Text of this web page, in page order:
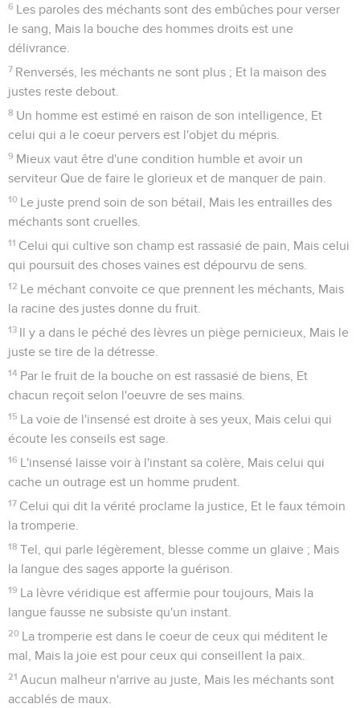
6 Les paroles des méchants sont des embûches pour verser
le sang, Mais la bouche des hommes droits est une
délivrance.
7 Renversés, les méchants ne sont plus ; Et la maison des
justes reste debout.
8 Un homme est estimé en raison de son intelligence, Et
celui qui a le coeur pervers est l'objet du mépris.
9 Mieux vaut être d'une condition humble et avoir un
serviteur Que de faire le glorieux et de manquer de pain.
10 Le juste prend soin de son bétail, Mais les entrailles des
méchants sont cruelles.
11 Celui qui cultive son champ est rassasié de pain, Mais celui
qui poursuit des choses vaines est dépourvu de sens.
12 Le méchant convoite ce que prennent les méchants, Mais
la racine des justes donne du fruit.
13 Il y a dans le péché des lèvres un piège pernicieux, Mais le
juste se tire de la détresse.
14 Par le fruit de la bouche on est rassasié de biens, Et
chacun reçoit selon l'oeuvre de ses mains.
15 La voie de l'insensé est droite à ses yeux, Mais celui qui
écoute les conseils est sage.
16 L'insensé laisse voir à l'instant sa colère, Mais celui qui
cache un outrage est un homme prudent.
17 Celui qui dit la vérité proclame la justice, Et le faux témoin
la tromperie.
18 Tel, qui parle légèrement, blesse comme un glaive ; Mais
la langue des sages apporte la guérison.
19 La lèvre véridique est affermie pour toujours, Mais la
langue fausse ne subsiste qu'un instant.
20 La tromperie est dans le coeur de ceux qui méditent le
mal, Mais la joie est pour ceux qui conseillent la paix.
21 Aucun malheur n'arrive au juste, Mais les méchants sont
accablés de maux.